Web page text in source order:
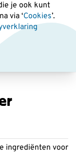
je ook kunt
via ‘Cookies’.
ingrediënten voor